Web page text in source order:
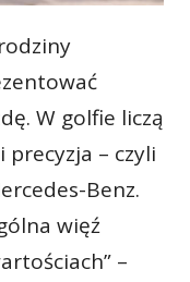
W golfie liczą
– czyli
Benz.
więź
–